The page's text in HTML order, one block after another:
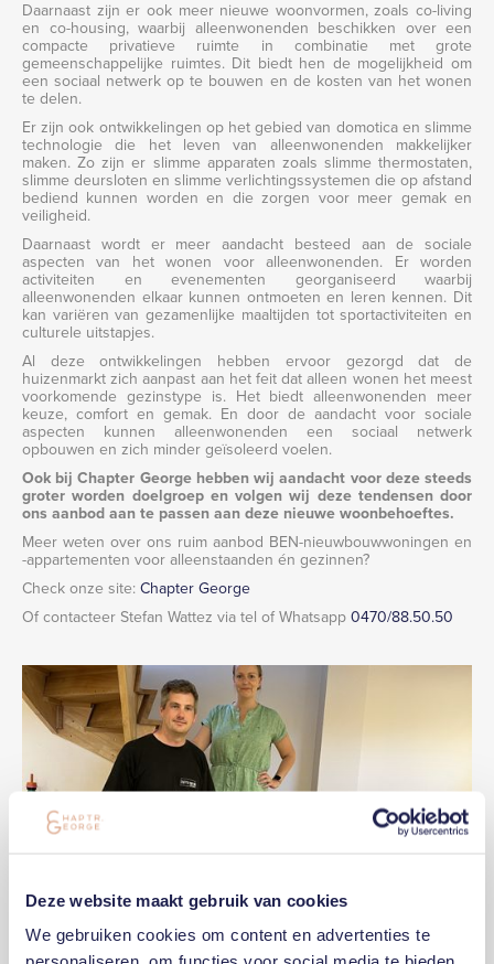
Deze website maakt gebruik van cookies
We gebruiken cookies om content en advertenties te
Daarnaast zijn er ook meer nieuwe woonvormen, zoals co-living
en co-housing, waarbij alleenwonenden beschikken over een
compacte privatieve ruimte in combinatie met grote
gemeenschappelijke ruimtes. Dit biedt hen de mogelijkheid om
een sociaal netwerk op te bouwen en de kosten van het wonen
te delen.
Er zijn ook ontwikkelingen op het gebied van domotica en slimme
technologie die het leven van alleenwonenden makkelijker
maken. Zo zijn er slimme apparaten zoals slimme thermostaten,
slimme deursloten en slimme verlichtingssystemen die op afstand
bediend kunnen worden en die zorgen voor meer gemak en
veiligheid.
Daarnaast wordt er meer aandacht besteed aan de sociale
aspecten van het wonen voor alleenwonenden. Er worden
activiteiten en evenementen georganiseerd waarbij
alleenwonenden elkaar kunnen ontmoeten en leren kennen. Dit
kan variëren van gezamenlijke maaltijden tot sportactiviteiten en
culturele uitstapjes.
Al deze ontwikkelingen hebben ervoor gezorgd dat de
huizenmarkt zich aanpast aan het feit dat alleen wonen het meest
voorkomende gezinstype is. Het biedt alleenwonenden meer
keuze, comfort en gemak. En door de aandacht voor sociale
aspecten kunnen alleenwonenden een sociaal netwerk
opbouwen en zich minder geïsoleerd voelen.
Ook bij Chapter George hebben wij aandacht voor deze steeds
groter worden doelgroep en volgen wij deze tendensen door
ons aanbod aan te passen aan deze nieuwe woonbehoeftes.
Meer weten over ons ruim aanbod BEN-nieuwbouwwoningen en
-appartementen voor alleenstaanden én gezinnen?
Check onze site: Chapter George
Of contacteer Stefan Wattez via tel of Whatsapp 0470/88.50.50